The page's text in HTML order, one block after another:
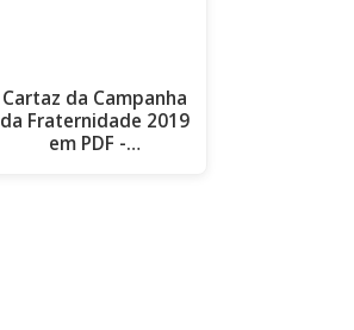
Cartaz da Campanha
da Fraternidade 2019
em PDF -…